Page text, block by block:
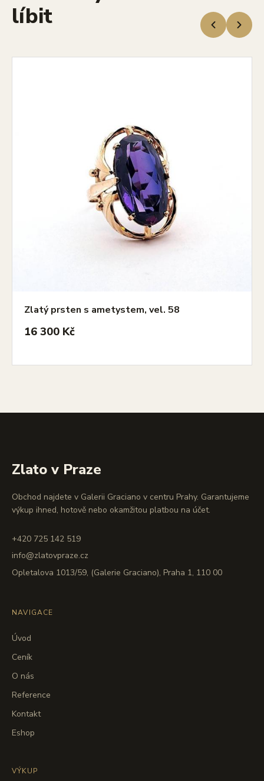
líbit
Zlatý prsten s ametystem, vel. 58
16 300 Kč
Zlato v Praze
Obchod najdete v Galerii Graciano v centru Prahy. Garantujeme
výkup ihned, hotově nebo okamžitou platbou na účet.
+420 725 142 519
info@zlatovpraze.cz
Opletalova 1013/59, (Galerie Graciano), Praha 1, 110 00
NAVIGACE
Úvod
Ceník
O nás
Reference
Kontakt
Eshop
VÝKUP